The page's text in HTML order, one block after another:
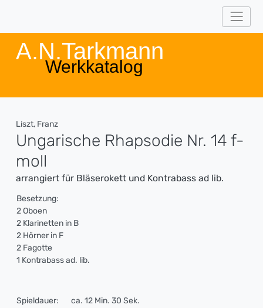
A.N.Tarkmann
Werkkatalog
Liszt, Franz
Ungarische Rhapsodie Nr. 14 f-
moll
arrangiert für Bläserokett und Kontrabass ad lib.
Besetzung:
2 Oboen
2 Klarinetten in B
2 Hörner in F
2 Fagotte
1 Kontrabass ad. lib.
Spieldauer:
ca. 12 Min. 30 Sek.